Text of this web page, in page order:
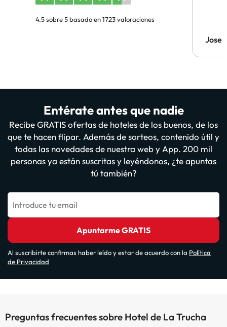
4.5 sobre 5 basado en 1723 valoraciones
Jose
Entérate antes que nadie
Recibe GRATIS ofertas de hoteles de los buenos, de los
que te hacen flipar. Además de sorteos, contenido útil y
todas las novedades de nuestra web y App. 200 mil
personas ya están suscritas y leyéndonos, ¿te apuntas
tú también?
Introduce tu email
Apuntarme GRATIS
Al suscribirte confirmas haber leído y estar de acuerdo con la Política
de Privacidad
Preguntas frecuentes sobre Hotel de La Trucha